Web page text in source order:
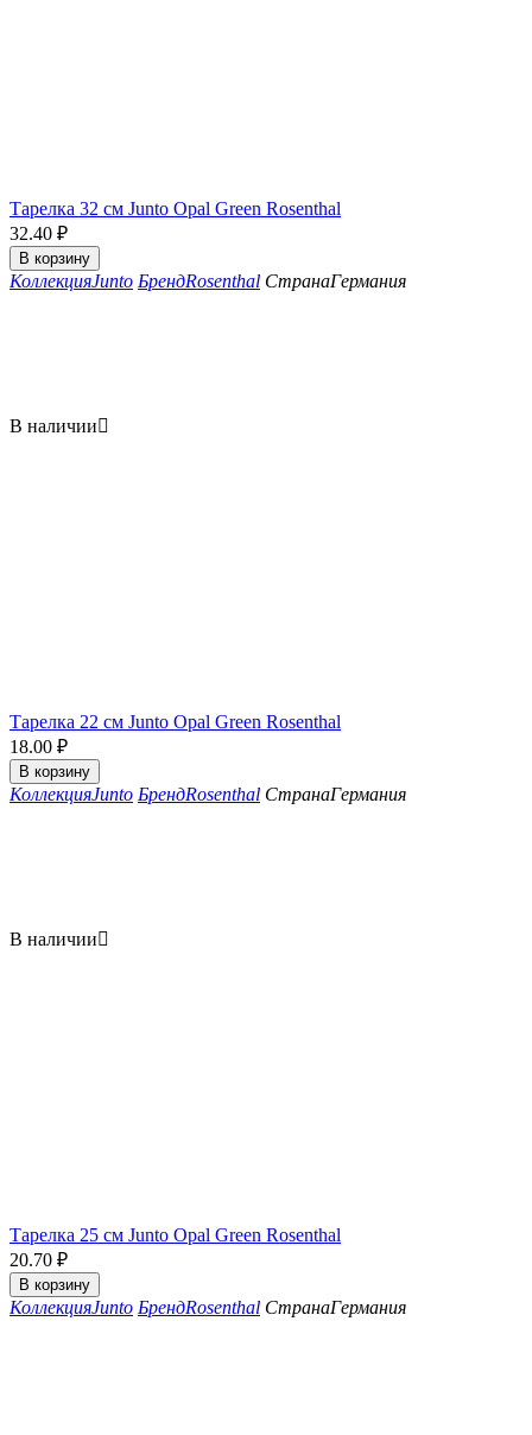
Тарелка 32 см Junto Opal Green Rosenthal
32.40 ₽
В корзину
КоллекцияJunto БрендRosenthal СтранаГермания
В наличии
Тарелка 22 см Junto Opal Green Rosenthal
18.00 ₽
В корзину
КоллекцияJunto БрендRosenthal СтранаГермания
В наличии
Тарелка 25 см Junto Opal Green Rosenthal
20.70 ₽
В корзину
КоллекцияJunto БрендRosenthal СтранаГермания